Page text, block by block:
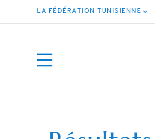
LA FÉDÉRATION TUNISIENNE